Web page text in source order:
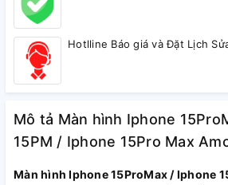
Hotlline Báo giá và Đặt Lịch
Mô tả Màn hình Iphone
15PM / Iphone 15Pro Max
Màn hình Iphone 15ProMax / Iphone